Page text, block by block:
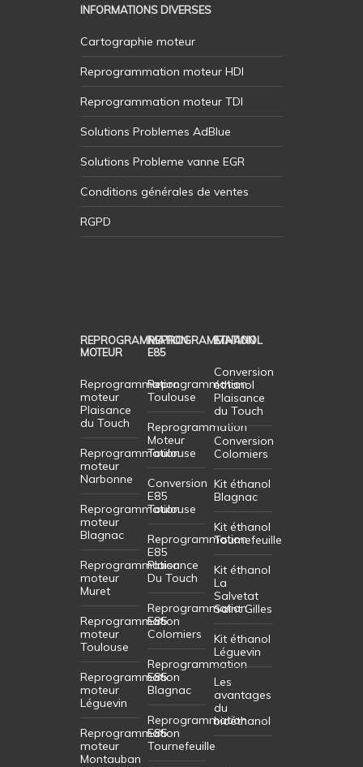
INFORMATIONS DIVERSES
Cartographie moteur
Reprogrammation moteur HDI
Reprogrammation moteur TDI
Solutions Problemes AdBlue
Solutions Probleme vanne EGR
Conditions générales de ventes
RGPD
REPROGRAMMATION
MOTEUR
Reprogrammation
moteur
Plaisance
du Touch
Reprogrammation
moteur
Narbonne
Reprogrammation
moteur
Blagnac
Reprogrammation
moteur
Muret
Reprogrammation
moteur
Toulouse
Reprogrammation
moteur
Léguevin
Reprogrammation
moteur
Montauban
REPROGRAMMATION
E85
Reprogrammation
Toulouse
Reprogrammation
Moteur
Toulouse
Conversion
E85
Toulouse
Reprogrammation
E85
Plaisance
Du Touch
Reprogrammation
E85
Colomiers
Reprogrammation
E85
Blagnac
Reprogrammation
E85
Tournefeuille
ETHANOL
Conversion
éthanol
Plaisance
du Touch
Conversion
Colomiers
Kit éthanol
Blagnac
Kit éthanol
Tournefeuille
Kit éthanol
La
Salvetat
Saint Gilles
Kit éthanol
Léguevin
Les
avantages
du
bioéthanol